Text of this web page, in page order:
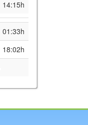
14:15h
01:33h
18:02h